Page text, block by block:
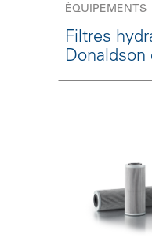
ÉQUIPEMENTS
Filtres